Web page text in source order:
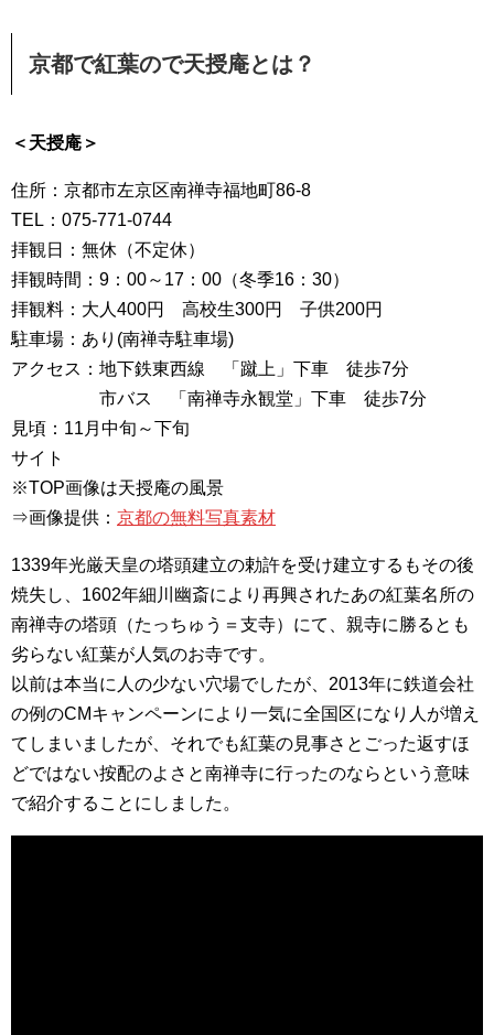
京都で紅葉ので天授庵とは？
＜天授庵＞
住所：京都市左京区南禅寺福地町86-8
TEL：075-771-0744
拝観日：無休（不定休）
拝観時間：9：00～17：00（冬季16：30）
拝観料：大人400円 高校生300円 子供200円
駐車場：あり(南禅寺駐車場)
アクセス：地下鉄東西線 「蹴上」下車 徒歩7分
市バス 「南禅寺永観堂」下車 徒歩7分
見頃：11月中旬～下旬
サイト
※TOP画像は天授庵の風景
⇒画像提供： 京都の無料写真素材
1339年光厳天皇の塔頭建立の勅許を受け建立するもその後
焼失し、1602年細川幽斎により再興されたあの紅葉名所の
南禅寺の塔頭（たっちゅう＝支寺）にて、親寺に勝るとも
劣らない紅葉が人気のお寺です。
以前は本当に人の少ない穴場でしたが、2013年に鉄道会社
の例のCMキャンペーンにより一気に全国区になり人が増え
てしまいましたが、それでも紅葉の見事さとごった返すほ
どではない按配のよさと南禅寺に行ったのならという意味
で紹介することにしました。